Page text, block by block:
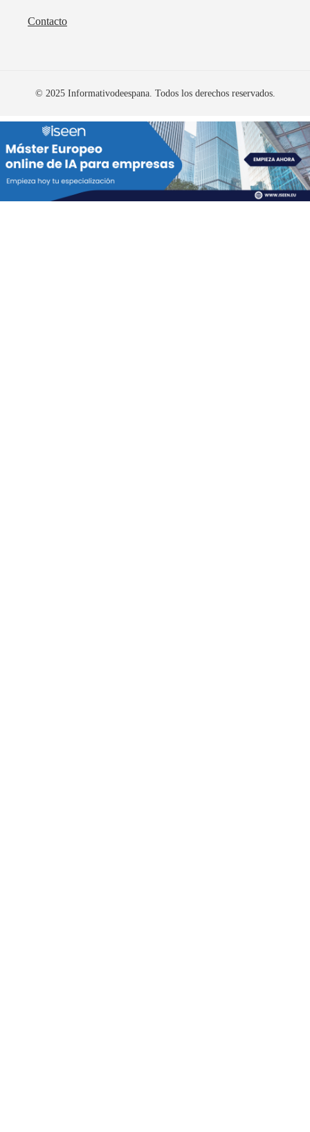
Contacto
© 2025 Informativodeespana. Todos los derechos reservados.